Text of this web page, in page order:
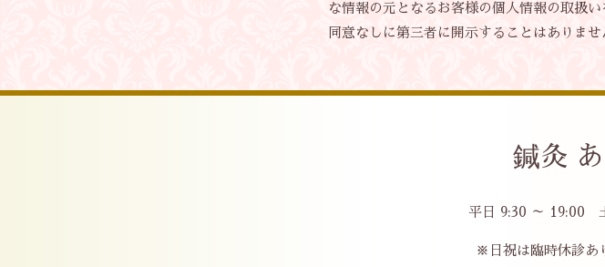
な情報の元となるお客様の個人情報の取扱
同意なしに第三者に開示することはありませ
鍼灸
平日 9:30 ～ 19:00
※日祝は臨時休診あ